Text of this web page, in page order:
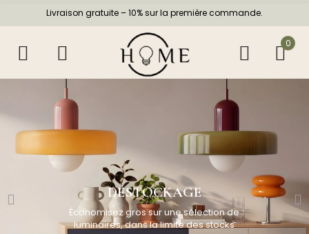
Livraison gratuite – 10% sur la première commande.
0
DÉSTOCKAGE
Économisez gros sur une sélection de
luminaires, dans la limite des stocks